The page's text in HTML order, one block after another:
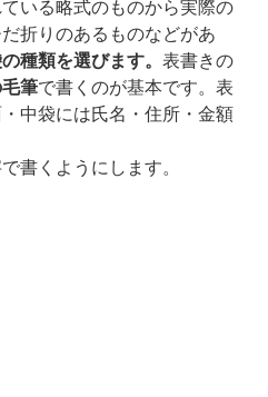
いる略式のものから実際の
折りのあるものなどがあ
種類を選びます。 表書きの
筆で書くのが基本です。表
中袋には氏名・住所・金額
書くようにします。